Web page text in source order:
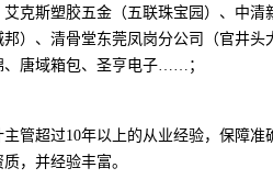
艾克斯塑胶五金（五联珠宝园）、中
邦）、清骨堂东莞凤岗分公司（官井
、唐域箱包、圣亨电子……；
管超过10年以上的从业经验，保障准
，并经验丰富。